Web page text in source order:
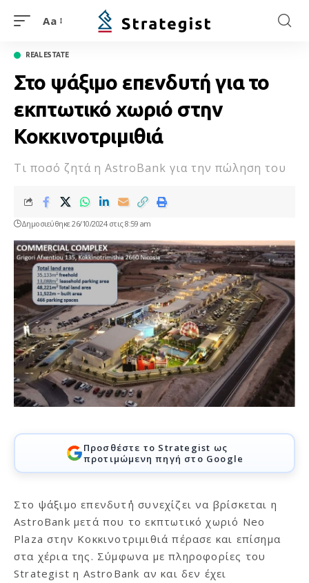
Aa
REAL ESTATE
Στο ψάξιμο επενδυτή για το
εκπτωτικό χωριό στην
Κοκκινοτριμιθιά
Τι ποσό ζητά η AstroBank για την πώληση του
Δημοσιεύθηκε 26/10/2024 στις 8:59 am
Προσθέστε το Strategist ως
προτιμώμενη πηγή στο Google
Στο ψάξιμο επενδυτ΄ή συνεχίζει να βρίσκεται η
AstroBank μετά που το εκπτωτικό χωριό Neo
Plaza στην Κοκκινοτριμιθιά πέρασε και επίσημα
στα χέρια της. Σύμφωνα με πληροφορίες του
Strategist η AstroBank αν και δεν έχει